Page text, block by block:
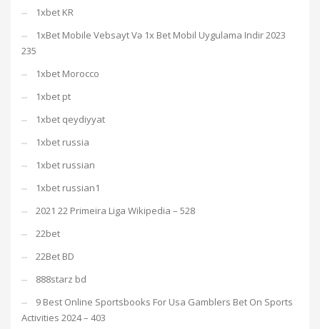
1xbet KR
1xBet Mobile Vebsayt Və 1x Bet Mobil Uygulama Indir 2023
235
1xbet Morocco
1xbet pt
1xbet qeydiyyat
1xbet russia
1xbet russian
1xbet russian1
2021 22 Primeira Liga Wikipedia – 528
22bet
22Bet BD
888starz bd
9 Best Online Sportsbooks For Usa Gamblers Bet On Sports
Activities 2024 – 403